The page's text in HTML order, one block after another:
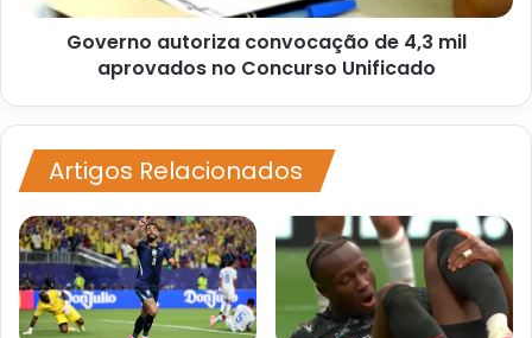
Concurso
UnificadoGoverno autoriza convocação de 4,3 mil
aprovados no Concurso Unificado
Artigos Relacionados